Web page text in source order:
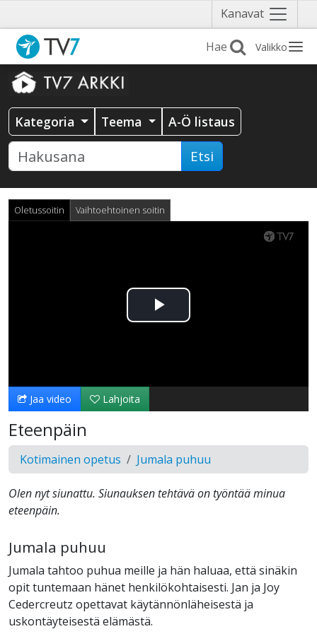
Kanavat Näytä
valikko
Valikko
Kategoria Teema A-Ö listaus
Etsi
Oletussoitin Vaihtoehtoinen soitin
Toista
Jaa video Lahjoita
Eteenpäin
Kotimainen opetus Jumala puhuu
Olen nyt siunattu. Siunauksen tehtävä on työntää minua
eteenpäin.
Jumala puhuu
Jumala tahtoo puhua meille ja hän haluaa, että sinäkin
opit tuntemaan hänet henkilökohtaisesti. Jan ja Joy
Cedercreutz opettavat käytännönläheisestä ja
uskontäyteisestä elämästä.